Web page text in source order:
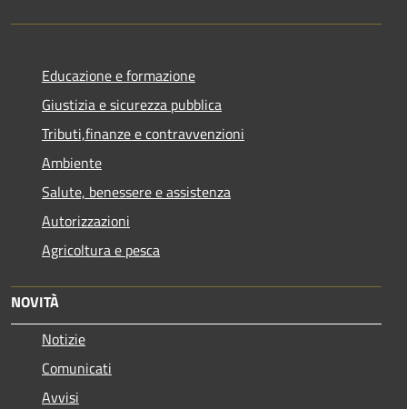
Educazione e formazione
Giustizia e sicurezza pubblica
Tributi,finanze e contravvenzioni
Ambiente
Salute, benessere e assistenza
Autorizzazioni
Agricoltura e pesca
NOVITÀ
Notizie
Comunicati
Avvisi